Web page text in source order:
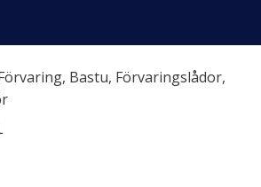
, Bastu, Förvaringslådor,